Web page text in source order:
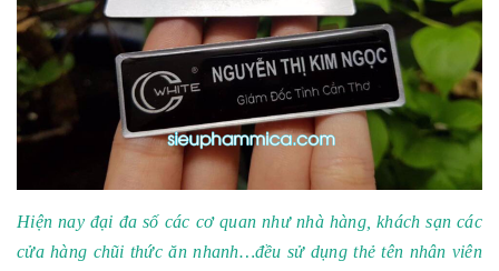
Hiện nay đại đa số các cơ quan như nhà hàng, khách sạn các
cửa hàng chũi thức ăn nhanh…đều sử dụng thẻ tên nhân viên